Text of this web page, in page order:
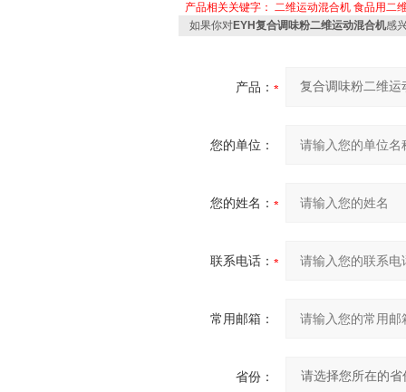
产品相关关键字： 二维运动混合机 食品用二
如果你对EYH复合调味粉二维运动混合机感
产品：
您的单位：
您的姓名：
联系电话：
常用邮箱：
省份：